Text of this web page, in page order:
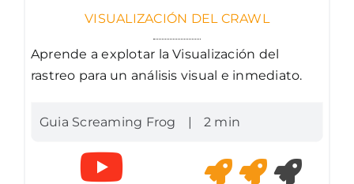
VISUALIZACIÓN DEL CRAWL
Aprende a explotar la Visualización del
rastreo para un análisis visual e inmediato.
Guia Screaming Frog | 2 min